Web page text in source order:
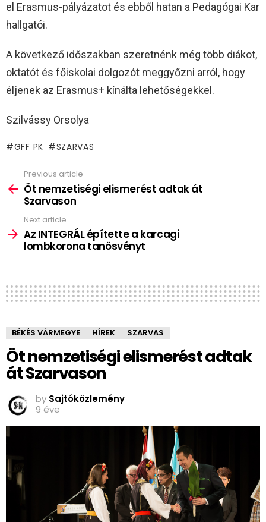
el Erasmus-pályázatot és ebből hatan a Pedagógai Kar
hallgatói.
A következő időszakban szeretnénk még több diákot,
oktatót és főiskolai dolgozót meggyőzni arról, hogy
éljenek az Erasmus+ kínálta lehetőségekkel.
Szilvássy Orsolya
GFF PK SZARVAS
more
Previous article
Öt nemzetiségi elismerést adtak át
Szarvason
Next article
Az INTEGRÁL építette a karcagi
lombkorona tanösvényt
BÉKÉS VÁRMEGYE HÍREK SZARVAS
Öt nemzetiségi elismerést adtak
át Szarvason
by Sajtóközlemény
9 éve